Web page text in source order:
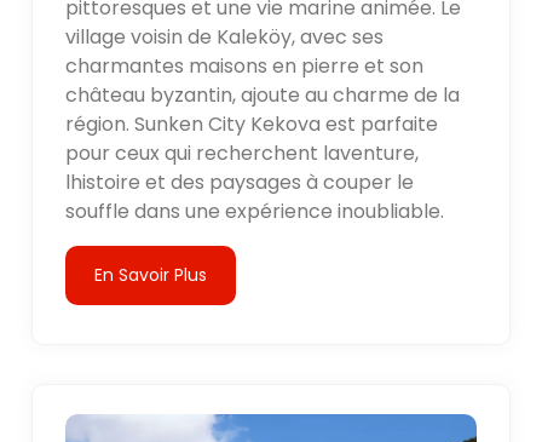
pittoresques et une vie marine animée. Le
village voisin de Kaleköy, avec ses
charmantes maisons en pierre et son
château byzantin, ajoute au charme de la
région. Sunken City Kekova est parfaite
pour ceux qui recherchent laventure,
lhistoire et des paysages à couper le
souffle dans une expérience inoubliable.
En Savoir Plus